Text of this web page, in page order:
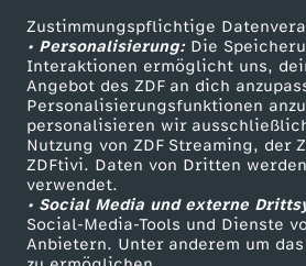
Zustimmungspflichtige
• Personalisierung:Die
Interaktionen ermöglicht uns,
Angebot des ZDF an dich
Personalisierungsfunktionen
personalisieren wir
Nutzung von ZDF Streaming, der
ZDFtivi. Daten von Dritten
verwendet.
• Social Media und externe
Social-Media-Tools und Dienste
Anbietern. Unter anderem um
e
n
e
C
h
Livestreams
Sendungen A-Z
TV-Programm
Hilfe
ZDF Unternehmen
Karriere